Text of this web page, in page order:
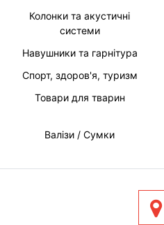
Колонки та акустичні
системи
Навушники та гарнітура
Спорт, здоров'я, туризм
Товари для тварин
Валізи / Сумки